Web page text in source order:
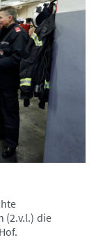
(2.v.l.) die